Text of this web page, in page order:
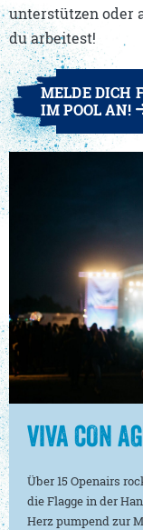
unterstützen oder
du arbeitest!
MELDE DICH
IM POOL AN!
VIVA CON
Über 15 Openairs
die Flagge in der
Herz pumpend zur